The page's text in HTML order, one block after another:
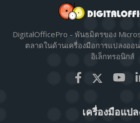
DigitalOfficePro - พันธมิตรของ
ตลาดในด้านเครื่องมือการแปลงออ
อิเล็กทรอนิกส์
เครื่องมือแปล